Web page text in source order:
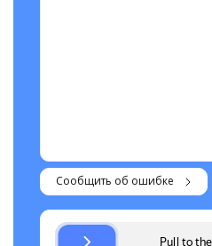
Сообщить об ошибке